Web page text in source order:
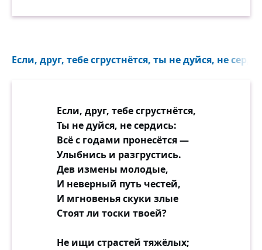
Если, друг, тебе сгрустнётся, ты не дуйся, не
Если, друг, тебе сгрустнётся,
Ты не дуйся, не сердись:
Всё с годами пронесётся —
Улыбнись и разгрустись.
Дев измены молодые,
И неверный путь честей,
И мгновенья скуки злые
Стоят ли тоски твоей?
Не ищи страстей тяжёлых;